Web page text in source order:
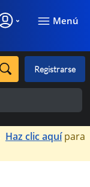
Menú
Registrarse
×
Haz clic aquípara